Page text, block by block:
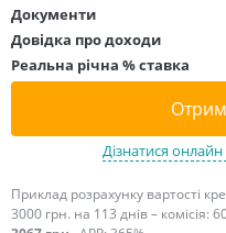
Документи
Довідка про доходи
Реальна річна % ставка
Дізнатися
Приклад розрахунку вартості
3000 грн. на 113 днів – комісія: